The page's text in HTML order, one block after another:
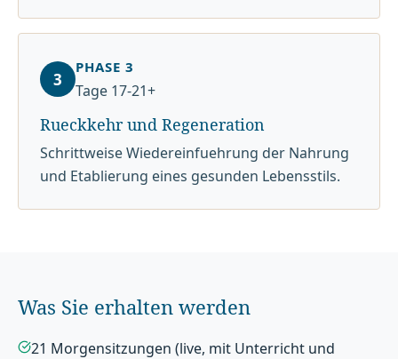
3
PHASE 3
Tage 17-21+
Rueckkehr und Regeneration
Schrittweise Wiedereinfuehrung der Nahrung
und Etablierung eines gesunden Lebensstils.
Was Sie erhalten werden
21 Morgensitzungen (live, mit Unterricht und